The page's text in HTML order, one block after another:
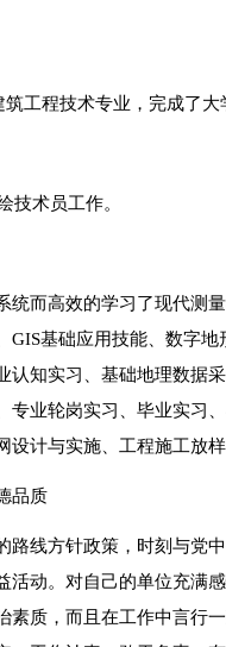
工程技术专业，完成了
技术员工作。
统而高效的学习了现代测
GIS基础应用技能、数字
认知实习、基础地理数据
专业轮岗实习、毕业实习
设计与实施、工程施工放
品质
路线方针政策，时刻与党
活动。对自己的单位充满
素质，而且在工作中言行